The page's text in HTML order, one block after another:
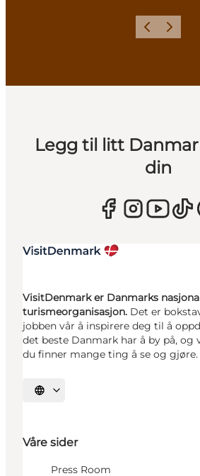
ForrigeNeste
Legg til litt
din
VisitDenmark er Danmarks
turismeorganisasjon. Det er
jobben vår å inspirere deg til å
det beste Danmark har å by på, og
du finner mange ting å se og gjøre.
Velg språk
Våre sider
Press Room